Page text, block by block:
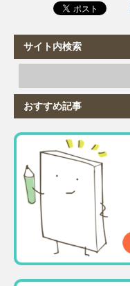
サイト内検索
おすすめ記事